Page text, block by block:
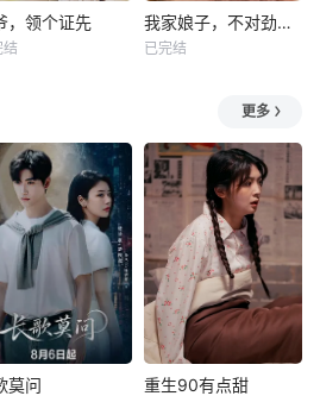
，领个证先
结
我家娘子，不对劲第四季
已完结
更多
莫问 重生90有点甜